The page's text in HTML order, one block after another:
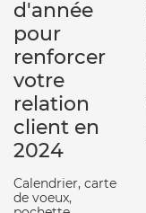
d'année
pour
renforcer
votre
relation
client en
2024
Calendrier, carte
de voeux,